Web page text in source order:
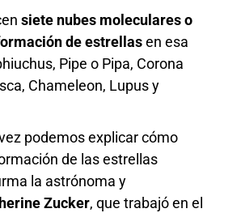
siete nubes moleculares o
de estrellasen esa
Pipe o Pipa, Corona
Chameleon, Lupus y
podemos explicar cómo
de las estrellas
la astrónoma y
Zucker, que trabajó en el